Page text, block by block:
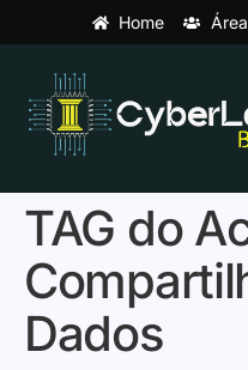
Home
TAG do
Dados